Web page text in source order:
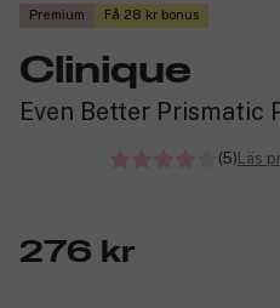
Premium Få 28 kr bonus
Clinique
Even Better Prismatic
(5)Läs
276 kr